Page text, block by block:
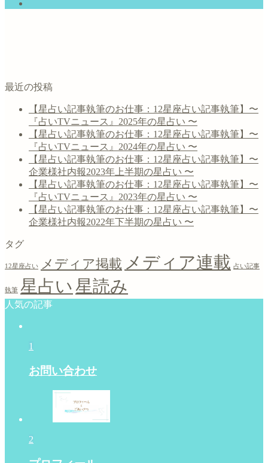
最近の投稿
【星占い記事執筆のお仕事：12星座占い記事執筆】〜
『占いTVニュース』2025年の星占い 〜
【星占い記事執筆のお仕事：12星座占い記事執筆】〜
『占いTVニュース』2024年の星占い 〜
【星占い記事執筆のお仕事：12星座占い記事執筆】〜
企業様社内報2023年上半期の星占い 〜
【星占い記事執筆のお仕事：12星座占い記事執筆】〜
『占いTVニュース』2023年の星占い 〜
【星占い記事執筆のお仕事：12星座占い記事執筆】〜
企業様社内報2022年下半期の星占い 〜
タグ
12星座占い メディア掲載 メディア連載 占い記事
執筆 星占い星読み
人気の記事
1
お問い合わせ
2